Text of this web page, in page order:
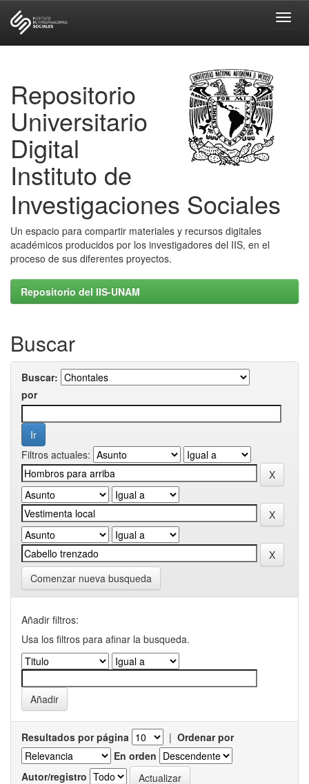
Repositorio
Universitario
Digital
Instituto de
Investigaciones Sociales
Un espacio para compartir materiales y recursos digitales
académicos producidos por los investigadores del IIS, en el
proceso de sus diferentes proyectos.
Repositorio del IIS-UNAM
Buscar
Buscar:
por
Filtros actuales:
Comenzar nueva busqueda
Añadir filtros:
Usa los filtros para afinar la busqueda.
Resultados por página | Ordenar por
En orden
Autor/registro